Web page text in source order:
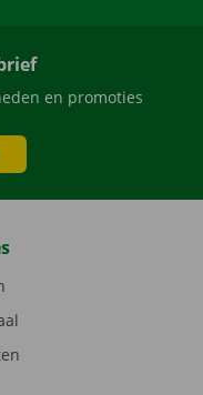
en promoties